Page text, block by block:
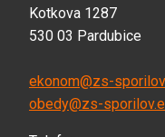
Kotkova 1287
530 03 Pardubice
ekonom@zs-
obedy@zs-